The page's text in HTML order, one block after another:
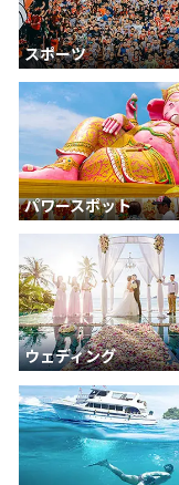
スポーツ
パワースポット
ウェディング